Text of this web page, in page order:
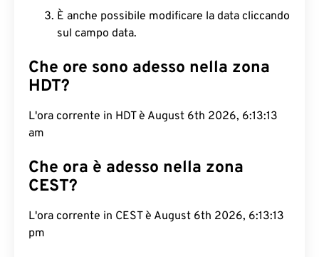
È anche possibile modificare la data cliccando
sul campo data.
Che ore sono adesso nella zona
HDT?
L'ora corrente in HDT è August 6th 2026, 6:13:14
am
Che ora è adesso nella zona
CEST?
L'ora corrente in CEST è August 6th 2026, 6:13:14
pm